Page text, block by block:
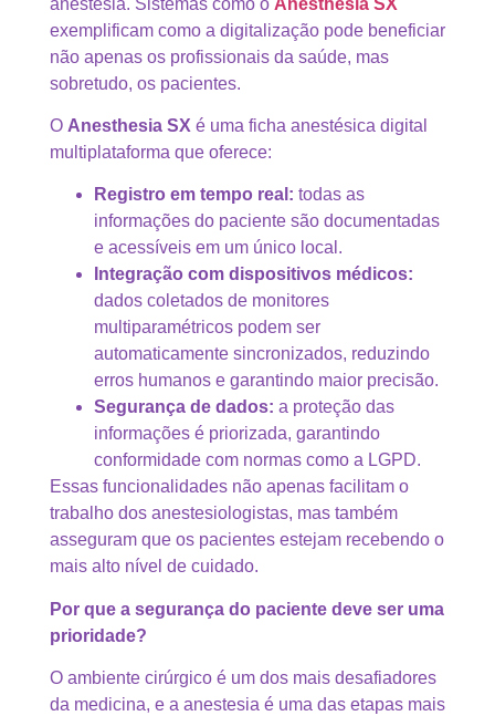
exemplificam como a digitalização pode beneficiar
não apenas os profissionais da saúde, mas
sobretudo, os pacientes.
O Anesthesia SX é uma ficha anestésica digital
multiplataforma que oferece:
Registro em tempo real: todas as
informações do paciente são documentadas
e acessíveis em um único local.
Integração com dispositivos médicos:
dados coletados de monitores
multiparamétricos podem ser
automaticamente sincronizados, reduzindo
erros humanos e garantindo maior precisão.
Segurança de dados: a proteção das
informações é priorizada, garantindo
conformidade com normas como a LGPD.
Essas funcionalidades não apenas facilitam o
trabalho dos anestesiologistas, mas também
asseguram que os pacientes estejam recebendo o
mais alto nível de cuidado.
Por que a segurança do paciente deve ser uma
prioridade?
O ambiente cirúrgico é um dos mais desafiadores
da medicina, e a anestesia é uma das etapas mais